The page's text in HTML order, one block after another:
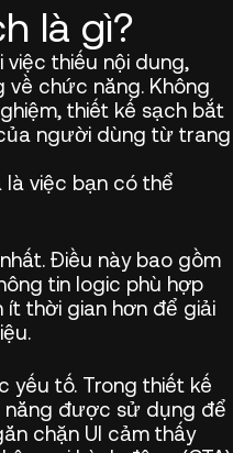
là gì?
thiếu nội dung,
chức năng. Không
thiết kế sạch bắt
người dùng từ trang
việc bạn có thể
Điều này bao gồm
tin logic phù hợp
thời gian hơn để giải
yếu tố. Trong thiết kế
năng được sử dụng để
chặn UI cảm thấy